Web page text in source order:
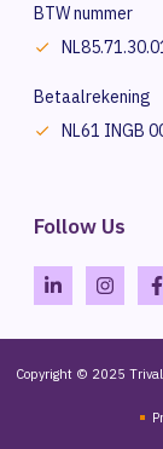
BTW nummer
Betaalrekening
NL61 INGB
Follow Us
Copyright © 2025